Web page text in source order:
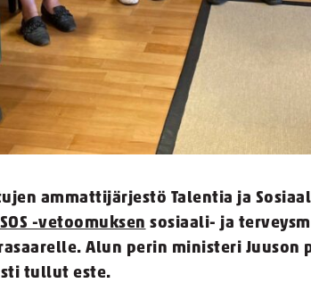
ammattijärjestö Talentia ja
-vetoomuksen sosiaali- ja
Alun perin ministeri Juuson
tullut este.